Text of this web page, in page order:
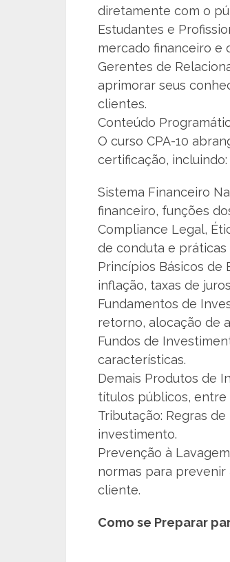
diretamente com o
Estudantes e
mercado financeiro e
Gerentes de
aprimorar seus
clientes.
Conteúdo
O curso CPA-10
certificação, incluindo:
Sistema Financeiro
financeiro, funções
Compliance Legal,
de conduta e
Princípios Básicos de
inflação, taxas de
Fundamentos de
retorno, alocação de
Fundos de
características.
Demais Produtos de
títulos públicos, entre
Tributação: Regras
investimento.
Prevenção à
normas para
cliente.
Como se Preparar